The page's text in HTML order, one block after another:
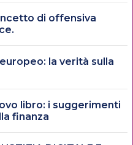
di offensiva
la verità sulla
libro: i suggerimenti
finanza